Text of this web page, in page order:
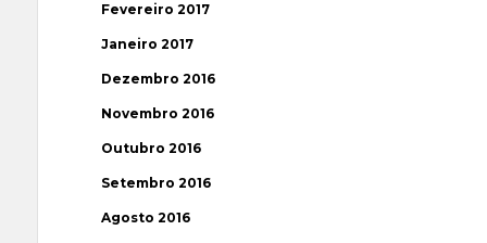
Fevereiro 2017
Janeiro 2017
Dezembro 2016
Novembro 2016
Outubro 2016
Setembro 2016
Agosto 2016